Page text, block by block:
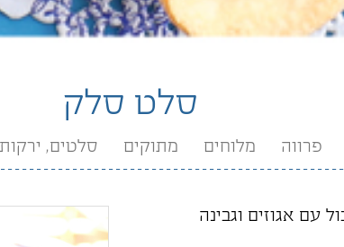
סלט סלק
פרווה מלוחים מתוקים סלטים,
עם אגוזים וגבינה